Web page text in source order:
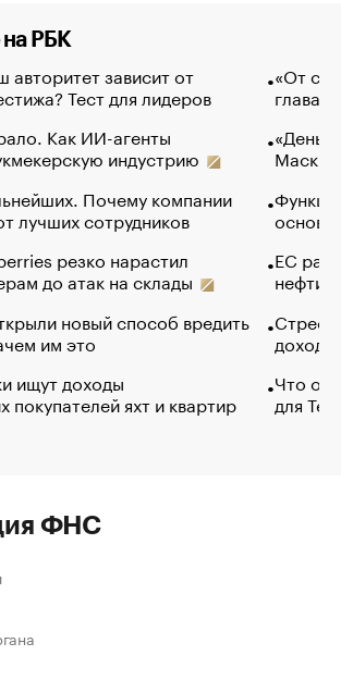
на РБК
авторитет зависит от
Тест для лидеров
Как ИИ-агенты
индустрию
Почему компании
лучших сотрудников
резко нарастил
до атак на склады
новый способ вредить
им это
ищут доходы
яхт и квартир
«От
глава
Маск в
основ
ЕС
нефти
Что
для
ФНС